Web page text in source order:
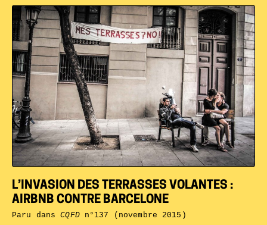
L’INVASION DES TERRASSES VOLANTES :
AIRBNB CONTRE BARCELONE
Paru dansCQFDn°137 (novembre 2015)